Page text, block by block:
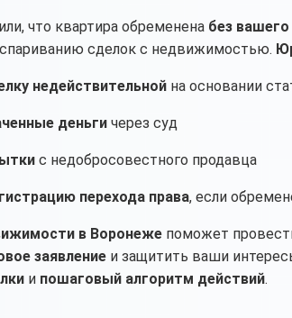
что квартира обременена без
сделок с недвижимостью.
недействительной на основании
деньги через суд
с недобросовестного продавца
перехода права, если
в Воронеже поможет
заявление и защитить ваши
и пошаговый алгоритм действий.